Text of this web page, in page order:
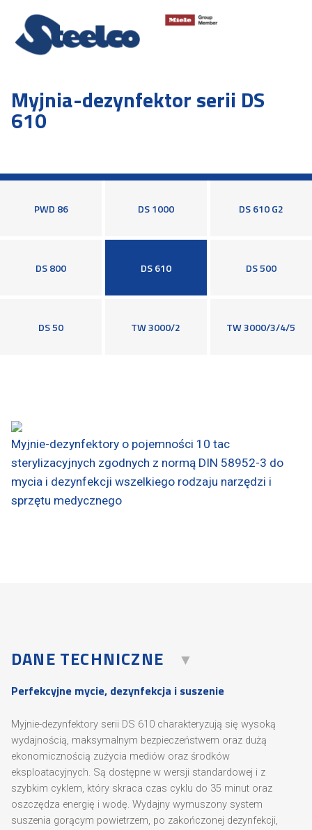
Myjnia-dezynfektor serii DS
610
PWD 86 DS 1000 DS 610 G2
DS 800 DS 610 DS 500
DS 50 TW 3000/2 TW 3000/3/4/5
Myjnie-dezynfektory o pojemności 10 tac
sterylizacyjnych zgodnych z normą DIN 58952-3 do
mycia i dezynfekcji wszelkiego rodzaju narzędzi i
sprzętu medycznego
DANE TECHNICZNE
Perfekcyjne mycie, dezynfekcja i suszenie
Myjnie-dezynfektory serii DS 610 charakteryzują się wysoką
wydajnością, maksymalnym bezpieczeństwem oraz dużą
ekonomicznością zużycia mediów oraz środków
eksploatacyjnych. Są dostępne w wersji standardowej i z
szybkim cyklem, który skraca czas cyklu do 35 minut oraz
oszczędza energię i wodę. Wydajny wymuszony system
suszenia gorącym powietrzem, po zakończonej dezynfekcji,